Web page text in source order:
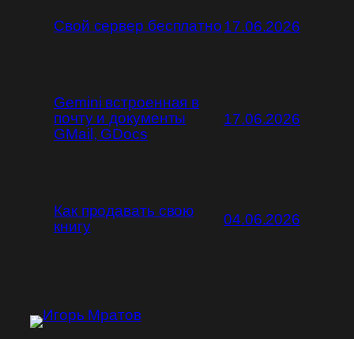
Свой сервер бесплатно17.06.2026
Gemini встроенная в
почту и документы
GMail, GDocs
17.06.2026
Как продавать свою
книгу
04.06.2026